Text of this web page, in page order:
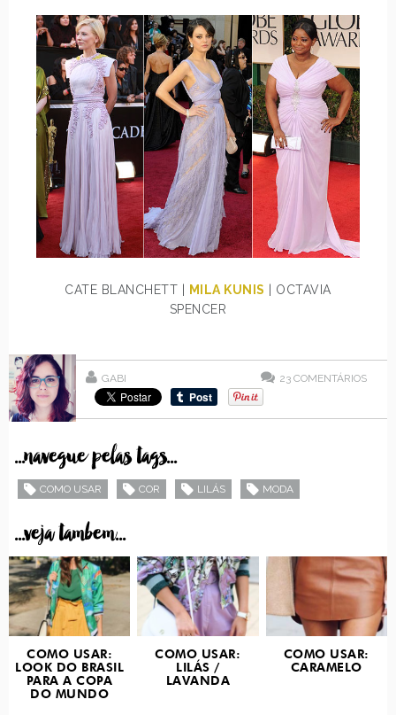
CATE BLANCHETT | MILA KUNIS
| OCTAVIA
SPENCER
GABI 23 COMENTÁRIOS
...navegue pelas tags...
COMO USAR COR LILÁS MODA
...veja tambem...
COMO USAR:
LOOK DO BRASIL
PARA A COPA
DO MUNDO
COMO USAR:
LILÁS /
LAVANDA
COMO USAR:
CARAMELO